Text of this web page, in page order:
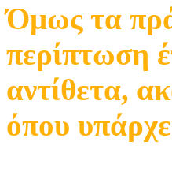
Όμως τα
περίπτωση
αντίθετα,
όπου